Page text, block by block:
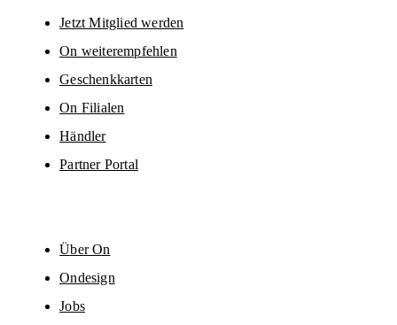
Jetzt Mitglied werden
On weiterempfehlen
Geschenkkarten
On Filialen
Händler
Partner Portal
Über On
Ondesign
Jobs